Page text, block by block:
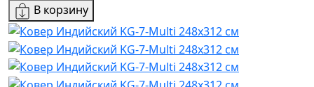
В корзину